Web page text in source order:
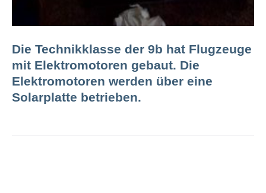
Die Technikklasse der 9b hat Flugzeuge
mit Elektromotoren gebaut. Die
Elektromotoren werden über eine
Solarplatte betrieben.